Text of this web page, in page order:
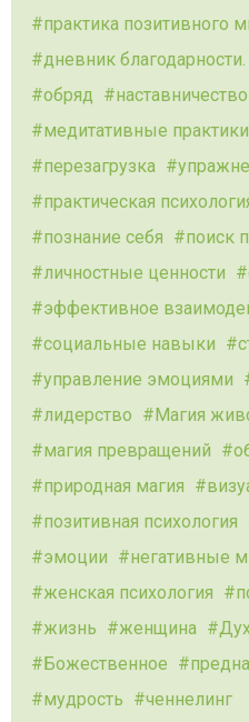
практика позитивного
дневник благодарности.
обряд
наставничество
медитативные практики
перезагрузка
практическая
познание себя
поиск
личностные ценности
эффективное
социальные навыки
управление эмоциями
лидерство
Магия
магия превращений
природная магия
позитивная психология
эмоции
негативные
женская психология
жизнь
женщина
Божественное
мудрость
ченнелинг